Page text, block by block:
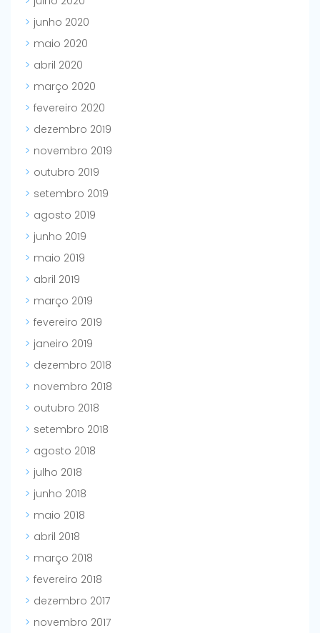
junho 2020
maio 2020
abril 2020
março 2020
fevereiro 2020
dezembro 2019
novembro 2019
outubro 2019
setembro 2019
agosto 2019
junho 2019
maio 2019
abril 2019
março 2019
fevereiro 2019
janeiro 2019
dezembro 2018
novembro 2018
outubro 2018
setembro 2018
agosto 2018
julho 2018
junho 2018
maio 2018
abril 2018
março 2018
fevereiro 2018
dezembro 2017
novembro 2017